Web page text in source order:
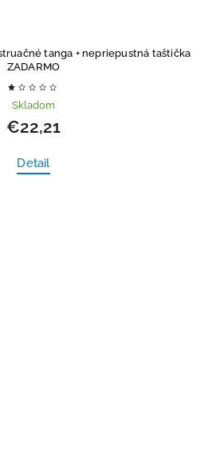
tanga + nepriepustná taštička
ZADARMO
Skladom
€22,21
Detail